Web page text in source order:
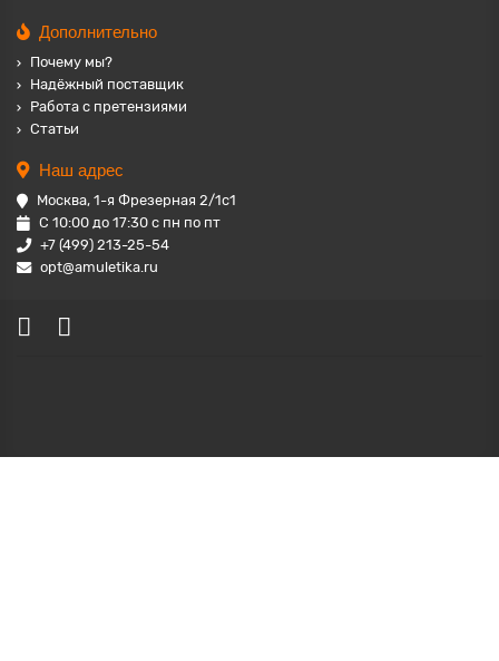
Дополнительно
Почему мы?
Надёжный поставщик
Работа с претензиями
Статьи
Наш адрес
Москва, 1-я Фрезерная 2/1с1
С 10:00 до 17:30 с пн по пт
+7 (499) 213-25-54
opt@amuletika.ru